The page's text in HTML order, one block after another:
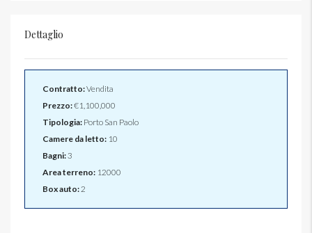
Dettaglio
Contratto:Vendita
Prezzo:€1,100,000
Tipologia: Porto San Paolo
Camere da letto: 10
Bagni:3
Area terreno: 12000
Box auto:2